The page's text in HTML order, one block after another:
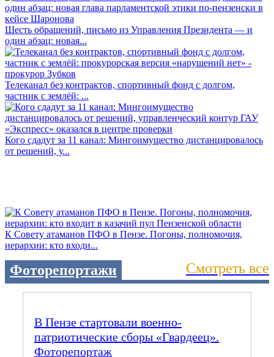
Шесть обращений, письмо из Управления Президента — и
один абзац: новая...
Телеканал без контрактов, спортивный фонд с долгом,
частник с землёй: ...
Кого сдадут за 11 канал: Мингоимущество дистанцировалось
от решений, у...
К Совету атаманов ПФО в Пензе. Погоны, полномочия,
иерархии: кто входи...
Фоторепортажи Смотреть все
В Пензе стартовали военно-
патриотические сборы «Гвардеец».
Фоторепортаж